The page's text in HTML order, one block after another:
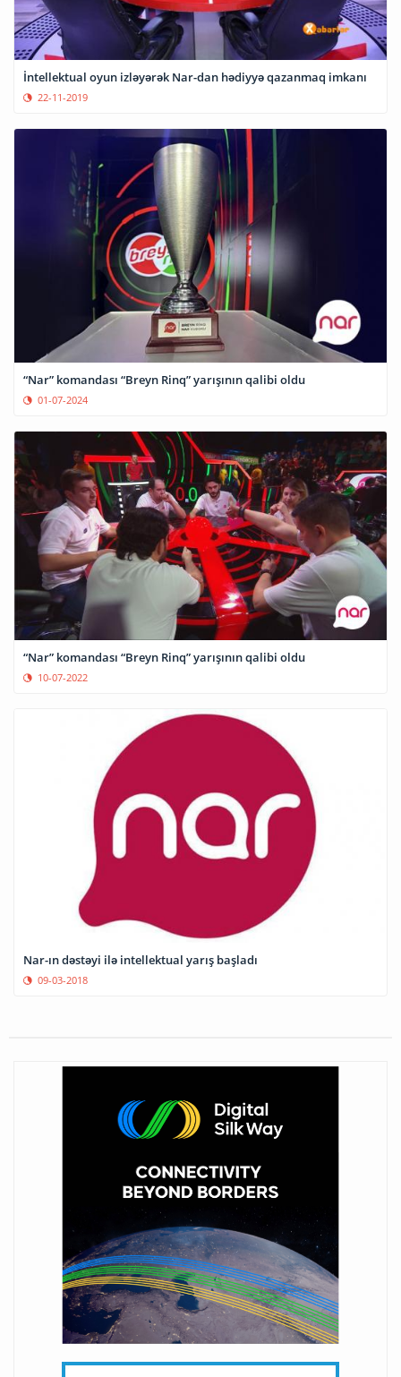
İntellektual oyun izləyərək Nar-dan hədiyyə qazanmaq imkanı
22-11-2019
“Nar” komandası “Breyn Rinq” yarışının qalibi oldu
01-07-2024
“Nar” komandası “Breyn Rinq” yarışının qalibi oldu
10-07-2022
Nar-ın dəstəyi ilə intellektual yarış başladı
09-03-2018